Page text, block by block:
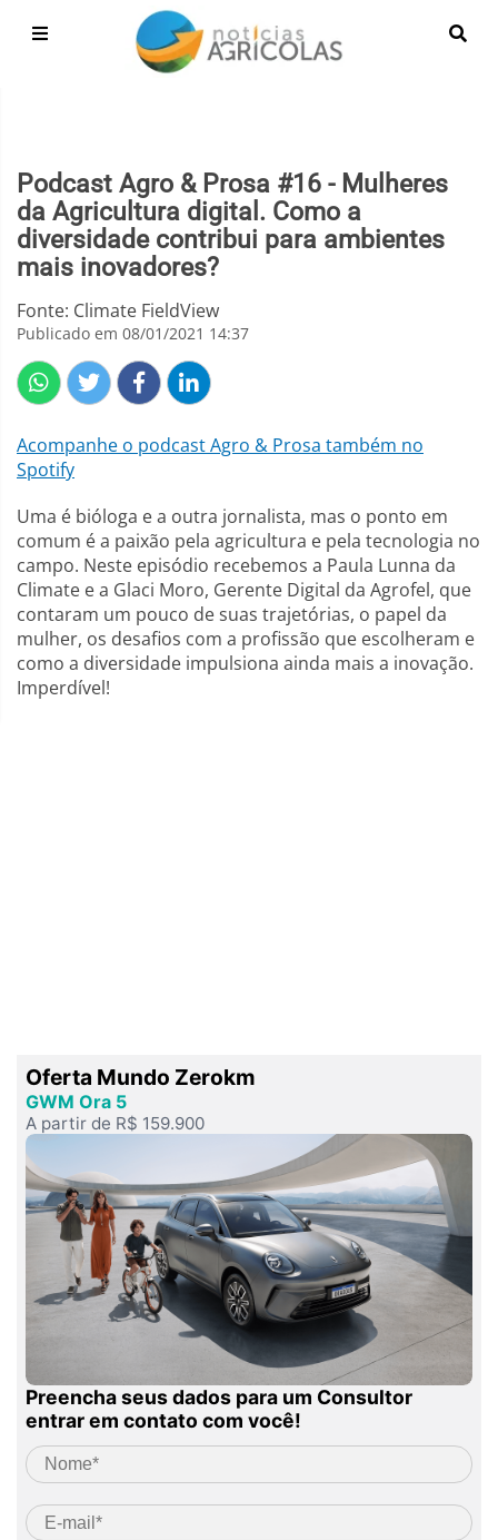
Podcast Agro & Prosa #16 - Mulheres
da Agricultura digital. Como a
diversidade contribui para ambientes
mais inovadores?
Fonte: Climate FieldView
Publicado em 08/01/2021 14:37
Acompanhe o podcast Agro & Prosa também no
Spotify
Uma é bióloga e a outra jornalista, mas o ponto em
comum é a paixão pela agricultura e pela tecnologia no
campo. Neste episódio recebemos a Paula Lunna da
Climate e a Glaci Moro, Gerente Digital da Agrofel, que
contaram um pouco de suas trajetórias, o papel da
mulher, os desafios com a profissão que escolheram e
como a diversidade impulsiona ainda mais a inovação.
Imperdível!